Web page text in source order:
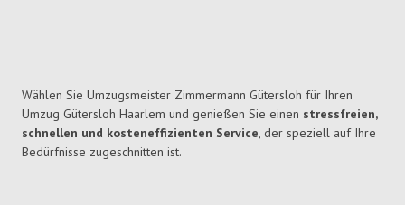
Wählen Sie Umzugsmeister Zimmermann Gütersloh für Ihren
Umzug Gütersloh Haarlem und genießen Sie einen stressfreien,
schnellen und kosteneffizienten Service, der speziell auf Ihre
Bedürfnisse zugeschnitten ist.